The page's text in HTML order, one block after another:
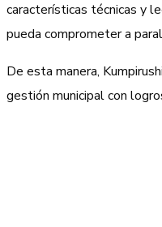
características técnicas y
pueda comprometer a
De esta manera,
gestión municipal con